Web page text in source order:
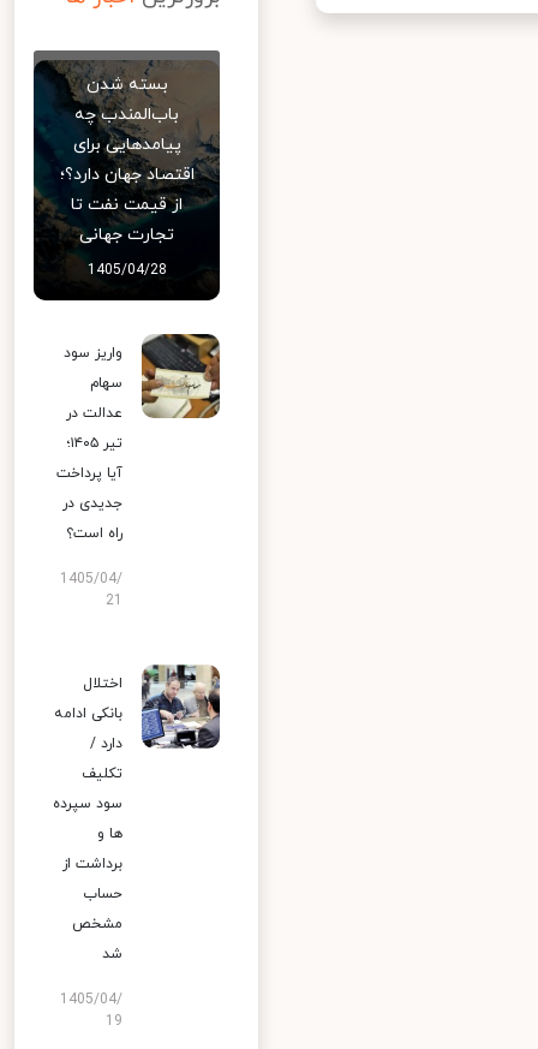
بسته شدن
باب‌المندب چه
پیامدهایی برای
اقتصاد جهان دارد؟؛
از قیمت نفت تا
تجارت جهانی
1405/04/28
واریز سود
سهام
عدالت در
تیر ۱۴۰۵؛
آیا پرداخت
جدیدی در
راه است؟
1405/04/
اختلال
بانکی ادامه
دارد /
تکلیف
سود سپرده
ها و
برداشت از
حساب
مشخص
شد
1405/04/
19